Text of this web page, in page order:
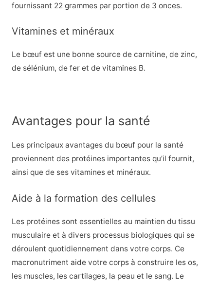
fournissant 22 grammes par portion de 3 onces.
Vitamines et minéraux
Le bœuf est une bonne source de carnitine, de zinc,
de sélénium, de fer et de vitamines B.
Avantages pour la santé
Les principaux avantages du bœuf pour la santé
proviennent des protéines importantes qu’il fournit,
ainsi que de ses vitamines et minéraux.
Aide à la formation des cellules
Les protéines sont essentielles au maintien du tissu
musculaire et à divers processus biologiques qui se
déroulent quotidiennement dans votre corps. Ce
macronutriment aide votre corps à construire les os,
les muscles, les cartilages, la peau et le sang. Le